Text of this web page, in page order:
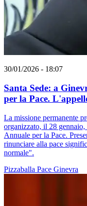
30/01/2026 - 18:07
Santa Sede: a
per la Pace.
La missione permanente
organizzato, il 28
Annuale per la Pace.
rinunciare alla pace
normale".
Pizzaballa Pace Ginevra